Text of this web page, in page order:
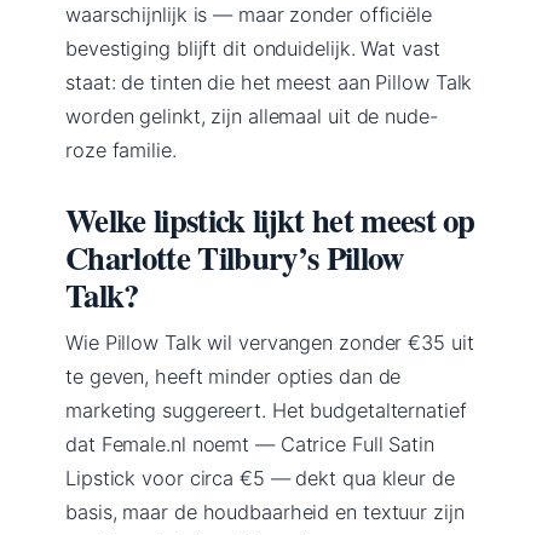
waarschijnlijk is — maar zonder officiële
bevestiging blijft dit onduidelijk. Wat vast
staat: de tinten die het meest aan Pillow Talk
worden gelinkt, zijn allemaal uit de nude-
roze familie.
Welke lipstick lijkt het meest op
Charlotte Tilbury’s Pillow
Talk?
Wie Pillow Talk wil vervangen zonder €35 uit
te geven, heeft minder opties dan de
marketing suggereert. Het budgetalternatief
dat Female.nl noemt — Catrice Full Satin
Lipstick voor circa €5 — dekt qua kleur de
basis, maar de houdbaarheid en textuur zijn